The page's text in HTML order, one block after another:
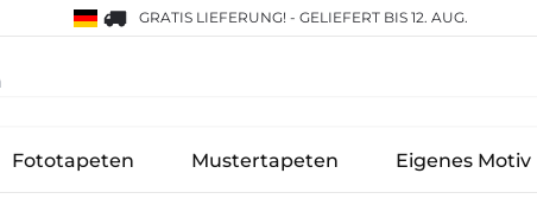
GRATIS LIEFERUNG! - GELIEFERT BIS 12. AUG.
Fototapeten Mustertapeten Eigenes Motiv